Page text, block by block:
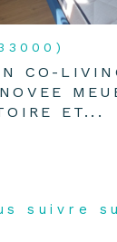
CO-
ET...
suivre